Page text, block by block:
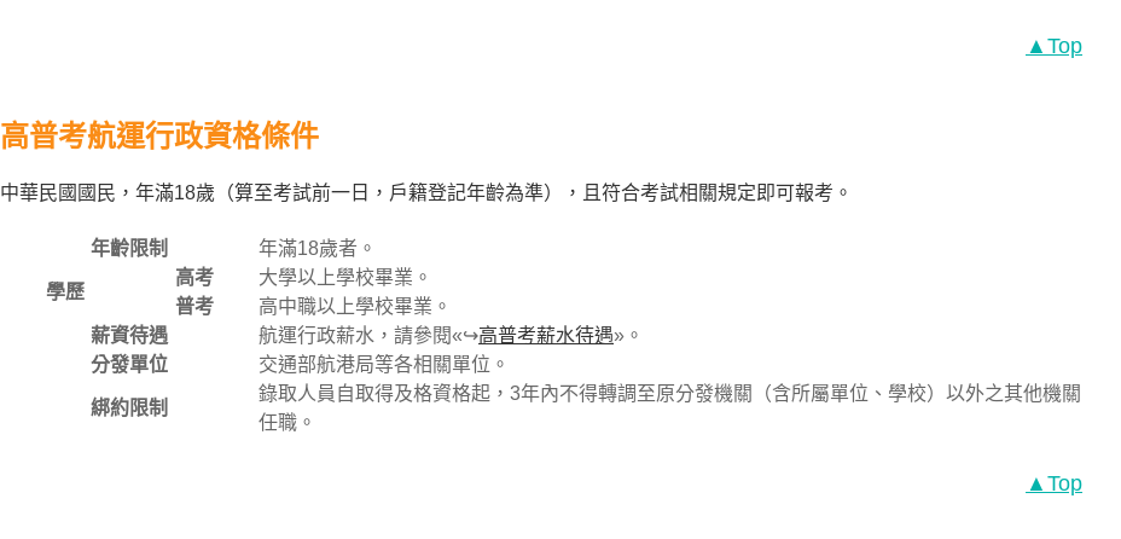
▲Top
高普考航運行政資格條件
中華民國國民，年滿18歲（算至考試前一日，戶籍登記年齡為準），且符合考試相關規定即可報考。
年齡限制 年滿18歲者。
學歷
高考
大學以上學校畢業。
普考
高中職以上學校畢業。
薪資待遇
航運行政薪水，請參閱«↪高普考薪水待遇»。
分發單位
交通部航港局等各相關單位。
綁約限制
錄取人員自取得及格資格起，3年內不得轉調至原分發機關（含所屬單位、學校）以外之其他機關
任職。
▲Top